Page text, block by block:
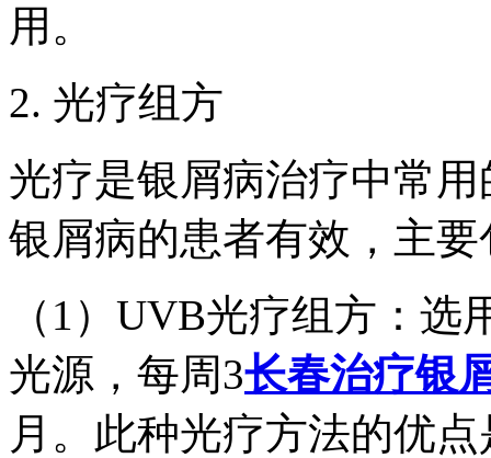
用。
2. 光疗组方
光疗是银屑病治疗中常
银屑病的患者有效，主
（1）UVB光疗组方：选
光源，每周3长春治疗银
月。此种光疗方法的优